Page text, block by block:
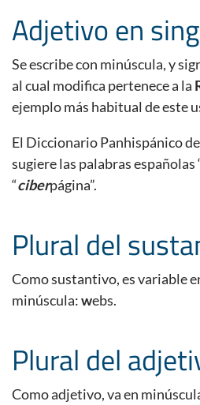
Adjetivo en
Se escribe con minúscula, y
al cual modifica pertenece a la
ejemplo más habitual de este
El Diccionario Panhispánico
sugiere las palabras españolas
“ciberpágina”.
Plural del
Como sustantivo, es variable
minúscula:webs.
Plural del
Como adjetivo, va en